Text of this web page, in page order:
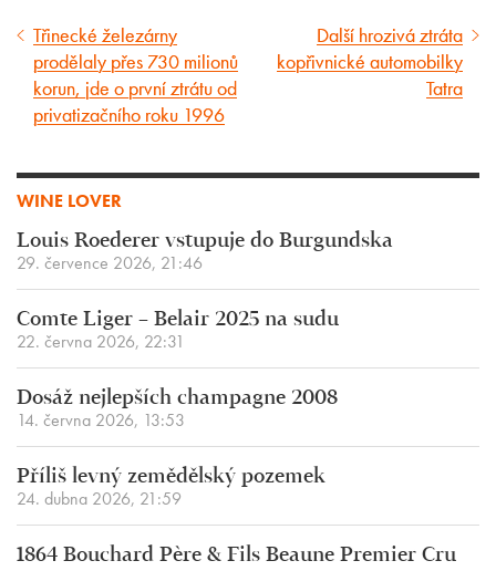
Předcházející
článek
Třinecké železárny
prodělaly přes 730 milionů
korun, jde o první ztrátu od
privatizačního roku 1996
Následující
článek
Další hrozivá ztráta
kopřivnické automobilky
Tatra
WINE LOVER
Louis Roederer vstupuje do Burgundska
29. července 2026, 21:46
Comte Liger – Belair 2025 na sudu
22. června 2026, 22:31
Dosáž nejlepších champagne 2008
14. června 2026, 13:53
Příliš levný zemědělský pozemek
24. dubna 2026, 21:59
1864 Bouchard Père & Fils Beaune Premier Cru